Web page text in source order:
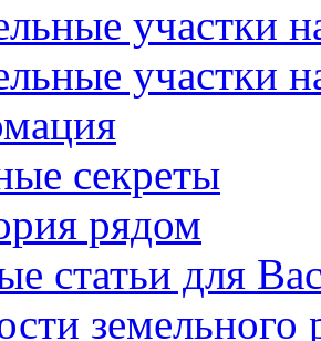
участки
участки
секреты
рядом
статьи для
земельного